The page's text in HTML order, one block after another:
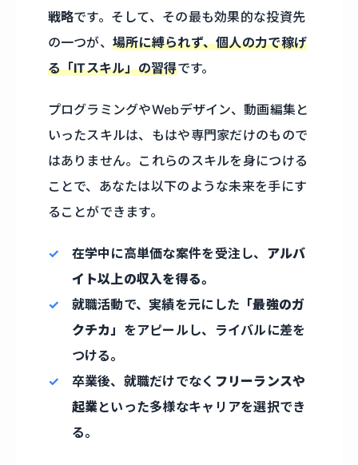
戦略です。そして、その最も効果的な投資先
の一つが、 場所に縛られず、個人の力で稼げ
る「ITスキル」の習得です。
プログラミングやWebデザイン、動画編集と
いったスキルは、もはや専門家だけのもので
はありません。これらのスキルを身につける
ことで、あなたは以下のような未来を手にす
ることができます。
在学中に高単価な案件を受注し、 アルバ
イト以上の収入を得る。
就職活動で、実績を元にした 「最強のガ
クチカ」 をアピールし、ライバルに差を
つける。
卒業後、就職だけでなく フリーランスや
起業といった多様なキャリアを選択でき
る。